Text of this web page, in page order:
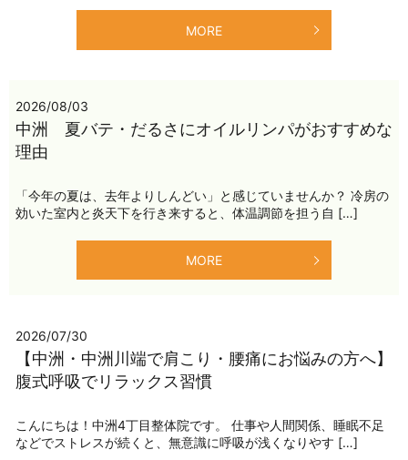
MORE
2026/08/03
中洲 夏バテ・だるさにオイルリンパがおすすめな
理由
「今年の夏は、去年よりしんどい」と感じていませんか？ 冷房の
効いた室内と炎天下を行き来すると、体温調節を担う自 […]
MORE
2026/07/30
【中洲・中洲川端で肩こり・腰痛にお悩みの方へ】
腹式呼吸でリラックス習慣
こんにちは！中洲4丁目整体院です。 仕事や人間関係、睡眠不足
などでストレスが続くと、無意識に呼吸が浅くなりやす […]